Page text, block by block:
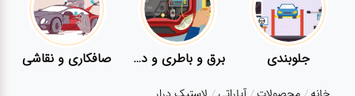
ارتباط
درباره
جلوبندی برق و باطری و دیاگ صافکاری و نقاشی